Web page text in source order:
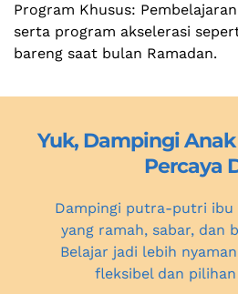
Program Khusus:
serta program akselerasi
bareng saat bulan Ramadan.
Yuk, Dampingi
Percaya
Dampingi putra-putri ibu
yang ramah, sabar, dan
Belajar jadi lebih
fleksibel dan